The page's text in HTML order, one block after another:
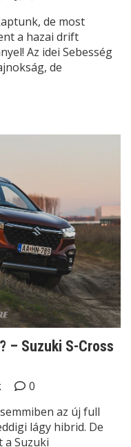
de most
a hazai drift
Az idei Sebesség
de
– Suzuki S-Cross
0
az új full
lágy hibrid. De
a Suzuki